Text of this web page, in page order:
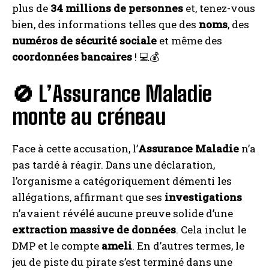
plus de 34 millions de personnes et, tenez-vous
bien, des informations telles que des noms, des
numéros de sécurité sociale et même des
coordonnées bancaires ! 💻💰
🚫 L’Assurance Maladie
monte au créneau
Face à cette accusation, l’Assurance Maladie n’a
pas tardé à réagir. Dans une déclaration,
l’organisme a catégoriquement démenti les
allégations, affirmant que ses investigations
n’avaient révélé aucune preuve solide d’une
extraction massive de données. Cela inclut le
DMP et le compte ameli. En d’autres termes, le
jeu de piste du pirate s’est terminé dans une